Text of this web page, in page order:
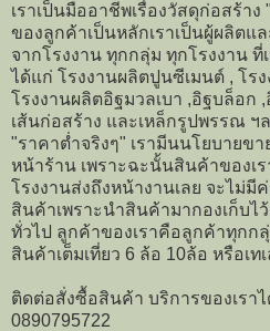
เราเป็นมืออาชีพเรื่องวัสดุก่อสร้า
ของลูกค้าเป็นหลักเราเป็นผู้ผลิตแ
จากโรงงาน ทุกกลุ่ม ทุกโรงงาน
ได้แก่ โรงงานผลิตปูนซีเมนต์ , โร
โรงงานผลิตอิฐมวลเบา ,อิฐบล็อก
เส้นก่อสร้าง และเหล็กรูปพรรณ ฯ
"ราคาต่ำจริงๆ" เรามีนนโยบายข
หน้าร้าน เพราะฉะนั้นสินค้าของเ
โรงงานส่งถึงหน้างานเลย จะไม่มี
สินค้าเพราะนำสินค้ามากองเก็บไ
ทั่วไป ลูกค้าของเราคือลูกค้าทุกก
สินค้าเต็มเที่ยว 6 ล้อ 10ล้อ หรือเท
ติดต่อสั่งซื้อสินค้า บริการของเราไ
0890795722